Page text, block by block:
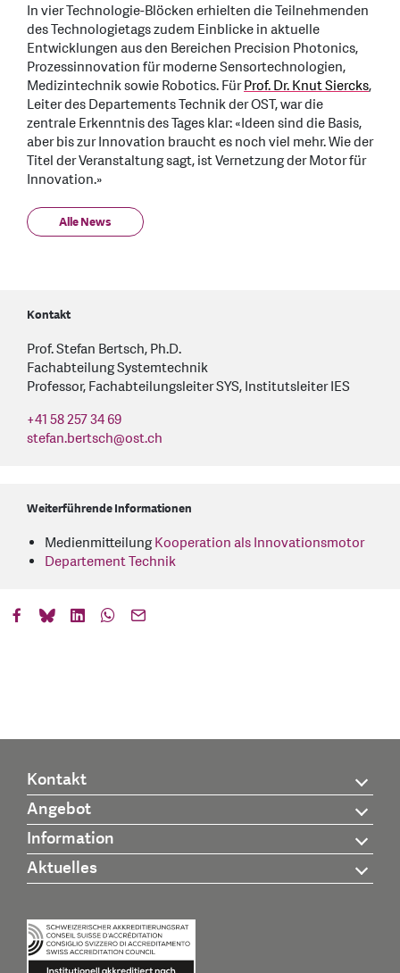
In vier Technologie-Blöcken erhielten die Teilnehmenden
des Technologietags zudem Einblicke in aktuelle
Entwicklungen aus den Bereichen Precision Photonics,
Prozessinnovation für moderne Sensortechnologien,
Medizintechnik sowie Robotics. FürProf. Dr. Knut Siercks,
Leiter des Departements Technik der OST, war die
zentrale Erkenntnis des Tages klar: «Ideen sind die Basis,
aber bis zur Innovation braucht es noch viel mehr. Wie der
Titel der Veranstaltung sagt, ist Vernetzung der Motor für
Innovation.»
Alle News
Kontakt
Prof. Stefan Bertsch, Ph.D.
Fachabteilung Systemtechnik
Professor, Fachabteilungsleiter SYS, Institutsleiter IES
+41 58 257 34 69
stefan.bertsch@ost.ch
Weiterführende Informationen
MedienmitteilungKooperation als Innovationsmotor
Departement Technik
Kontakt
Angebot
Information
Aktuelles